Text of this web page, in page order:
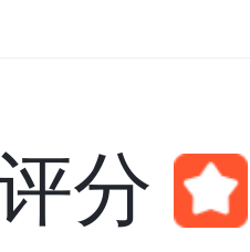
分